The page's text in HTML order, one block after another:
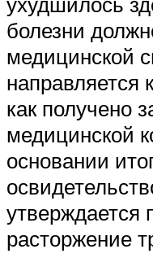
болезни
медицинской
направляется
как получено
медицинской
основании
утверждается
расторжение